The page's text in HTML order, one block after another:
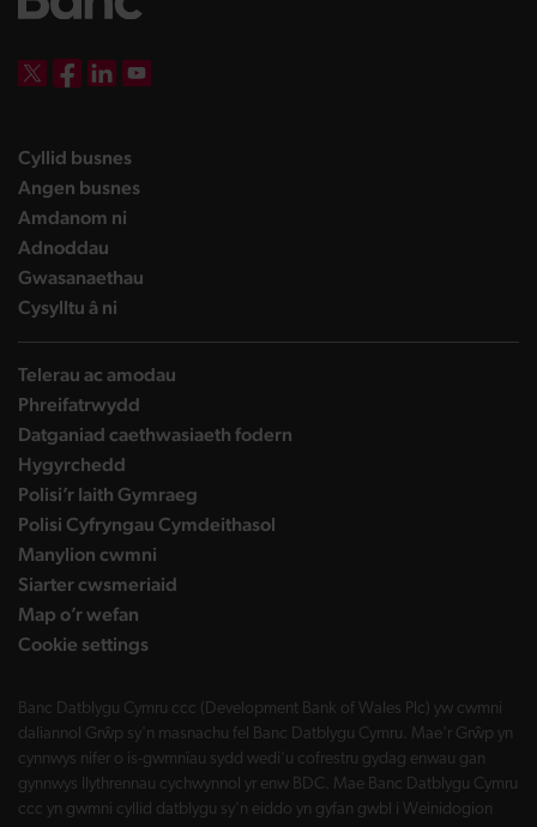
Cyllid busneslanding page
Angen busneslanding page
Amdanom ni
Adnoddau
Gwasanaethau
Cysylltu â ni
Telerau ac amodau
Phreifatrwydd
Datganiad caethwasiaeth fodern
Hygyrchedd
Polisi’r Iaith Gymraeg
Polisi Cyfryngau Cymdeithasol
Manylion cwmni
Siarter cwsmeriaid
Map o’r wefan
Cookie settings
Banc Datblygu Cymru ccc (Development Bank of Wales Plc) yw cwmni
daliannol Grŵp sy'n masnachu fel Banc Datblygu Cymru. Mae'r Grŵp yn
cynnwys nifer o is-gwmnïau sydd wedi'u cofrestru gydag enwau gan
gynnwys llythrennau cychwynnol yr enw BDC. Mae Banc Datblygu Cymru
ccc yn gwmni cyllid datblygu sy'n eiddo yn gyfan gwbl i Weinidogion